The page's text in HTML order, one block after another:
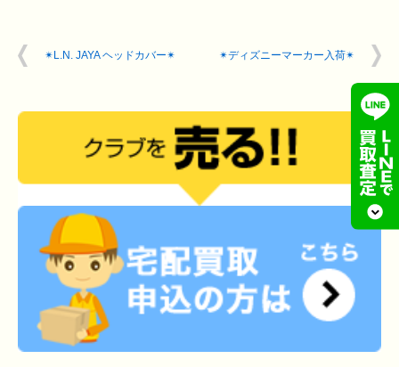
✴︎L.N. JAYA ヘッドカバー✴︎ ✴︎ディズニーマーカー入荷✴︎